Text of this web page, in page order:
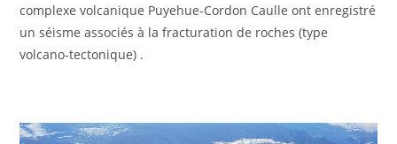
complexe volcanique Puyehue-Cordon Caulle ont enregistré
un séisme associés à la fracturation de roches (type
volcano-tectonique) .